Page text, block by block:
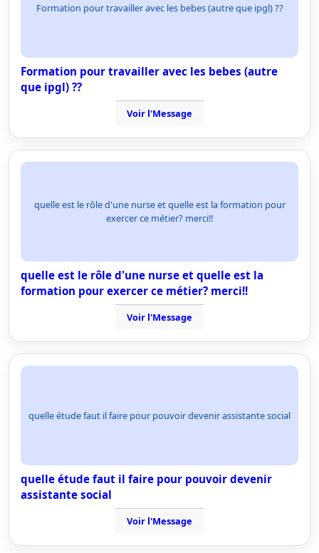
Formation pour travailler avec les bebes (autre que ipgl) ??
Formation pour travailler avec les bebes (autre
que ipgl) ??
Voir l'Message
quelle est le rôle d'une nurse et quelle est la formation pour
exercer ce métier? merci!!
quelle est le rôle d'une nurse et quelle est la
formation pour exercer ce métier? merci!!
Voir l'Message
quelle étude faut il faire pour pouvoir devenir assistante social
quelle étude faut il faire pour pouvoir devenir
assistante social
Voir l'Message